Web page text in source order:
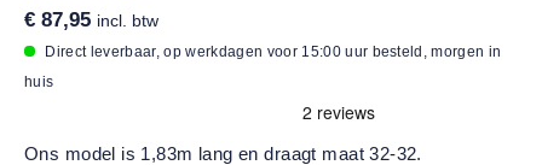
€ 87,95 incl. btw
Direct leverbaar, op werkdagen voor 15:00 uur besteld, morgen in
huis
Ons model is 1,83m lang en draagt maat 32-32.